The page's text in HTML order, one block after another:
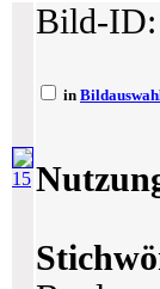
15
Bild-ID:
in